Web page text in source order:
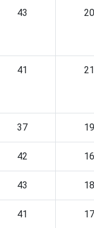
43 20
41 21
37 19
42 16
43 18
41 17